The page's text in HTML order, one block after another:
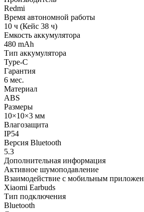
Redmi
Время автономной работы
10 ч (Кейс 38 ч)
Емкость аккумулятора
480 mАh
Тип аккумулятора
Type-C
Гарантия
6 мес.
Материал
ABS
Размеры
10×10×3 мм
Влагозащита
IP54
Версия Bluetooth
5.3
Дополнительная информация
Активное шумоподавление
Взаимодействие с мобильным
Xiaomi Earbuds
Тип подключения
Bluetooth